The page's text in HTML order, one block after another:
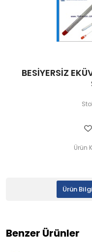
BESİYERSİZ
Ürün
Ürün
Benzer Ürünler